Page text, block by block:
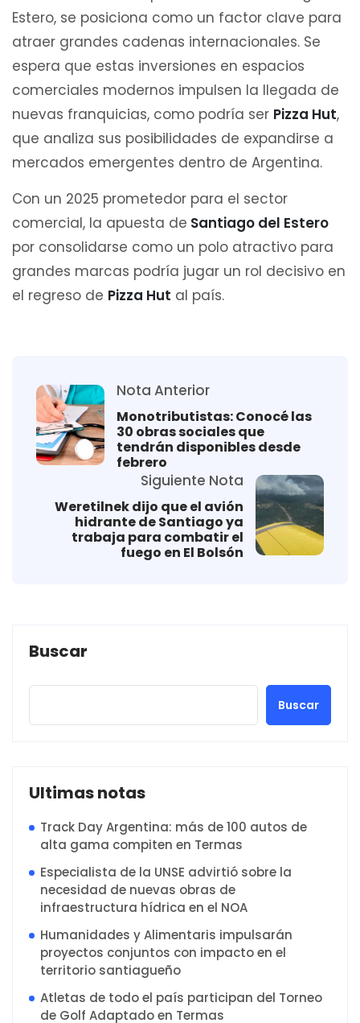
Estero, se posiciona como un factor clave para
atraer grandes cadenas internacionales. Se
espera que estas inversiones en espacios
comerciales modernos impulsen la llegada de
nuevas franquicias, como podría ser Pizza Hut,
que analiza sus posibilidades de expandirse a
mercados emergentes dentro de Argentina.
Con un 2025 prometedor para el sector
comercial, la apuesta de Santiago del Estero
por consolidarse como un polo atractivo para
grandes marcas podría jugar un rol decisivo en
el regreso de Pizza Hut al país.
Nota Anterior
Monotributistas: Conocé las
30 obras sociales que
tendrán disponibles desde
febrero
Siguiente Nota
Weretilnek dijo que el avión
hidrante de Santiago ya
trabaja para combatir el
fuego en El Bolsón
Buscar
Buscar
Ultimas notas
Track Day Argentina: más de 100 autos de
alta gama compiten en Termas
Especialista de la UNSE advirtió sobre la
necesidad de nuevas obras de
infraestructura hídrica en el NOA
Humanidades y Alimentaris impulsarán
proyectos conjuntos con impacto en el
territorio santiagueño
Atletas de todo el país participan del Torneo
de Golf Adaptado en Termas